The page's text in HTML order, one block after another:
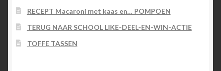
RECEPT Macaroni met kaas en… POMPOEN
TERUG NAAR SCHOOL LIKE-DEEL-EN-WIN-ACTIE
TOFFE TASSEN